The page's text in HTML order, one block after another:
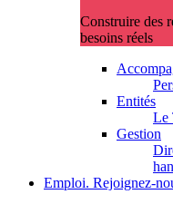
Construire des
besoins réels
Entités
Le
Gestion
Emploi. Rejoignez-